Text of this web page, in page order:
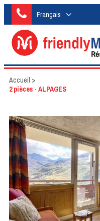
Français
Accueil >
2 pièces - ALPAGES